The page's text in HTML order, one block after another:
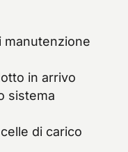
manutenzione
in arrivo
sistema
di carico